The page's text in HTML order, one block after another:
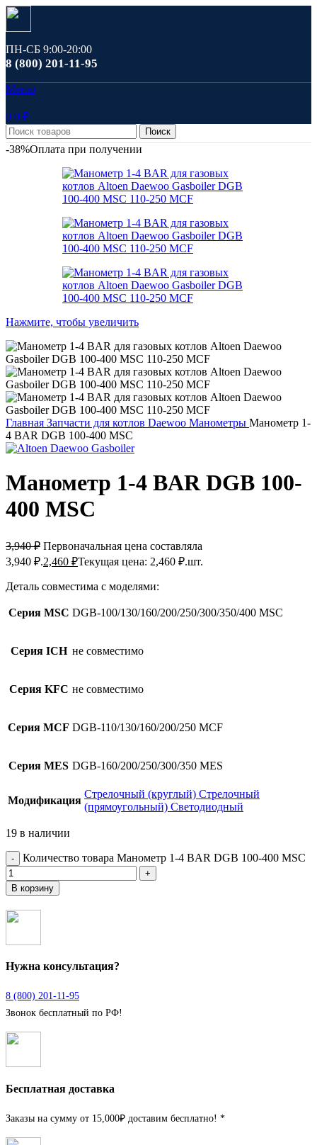
ПН-СБ 9:00-20:00
8 (800) 201-11-95
Меню
0 0 ₽
Поиск
-38%Оплата при получении
Нажмите, чтобы увеличить
Главная Запчасти для котлов Daewoo Манометры Манометр 1-
4 BAR DGB 100-400 MSC
Манометр 1-4 BAR DGB 100-
400 MSC
3,940₽ Первоначальная цена составляла
3,940 ₽.2,460 ₽Текущая цена: 2,460 ₽.шт.
Деталь совместима с моделями:
Серия MSC DGB-100/130/160/200/250/300/350/400 MSC
Серия ICH не совместимо
Серия KFC не совместимо
Серия MCF DGB-110/130/160/200/250 MCF
Серия MES DGB-160/200/250/300/350 MES
Модификация
Стрелочный (круглый) Стрелочный
(прямоугольный) Светодиодный
19 в наличии
Количество товара Манометр 1-4 BAR DGB 100-400 MSC
В корзину
Нужна консультация?
8 (800) 201-11-95
Звонок бесплатный по РФ!
Бесплатная доставка
Заказы на сумму от 15,000₽ доставим бесплатно! *